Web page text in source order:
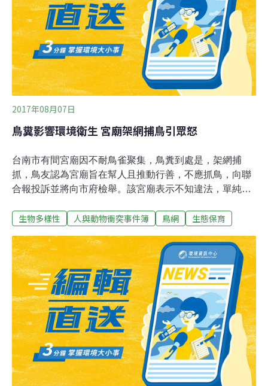
2017年08月07日
鳥糞影響環境衛生 宮廟架網捕鳥引眾怒
台南市有間宮廟因不耐鳥雀聚集，鳥糞到處是，架網捕
抓，鳥友認為宮廟旨在幫人且推動行善，不應抓鳥，向聯
合報投訴並將向市府檢舉。該宮廟表示不知違法，單純是
訴說，這家宮廟設網捕鳥已一段時間，昨天（4日）路
除殺生補鳥網，但廟方今天並未拆除網子。由於北風漸
強，未來過境候鳥漸多，若網子不拆，可能陸續會有鳥落
網，因此發動搶救行動，除投訴並將向市府農業局檢舉。
該宮廟表示，廟前棚架處每天都有大群雀鳥聚集，鳥糞特
多，有些信徒還「中彈」，顧及環境衛生才架網，希望嚇
阻。不知這樣是違法，會趕快把網子拆下來，另會請教專
家，解決雀鳥太多，影響環境衛生的問題。台南拍鳥俱樂
部負責人黃蜀婷表示，依據野生動物保護法第21條規定，
非屬保育鳥禽危害農作物、水產養殖時，農漁民可以捕
殺，但架設鳥網必須申請，未經申請架設網具主管機關得
生物多樣性 人與動物衝突事件簿 鳥網 生態保育